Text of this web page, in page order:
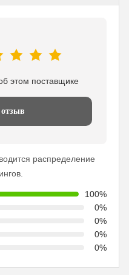
этом поставщике
распределение
100%
0%
0%
0%
0%